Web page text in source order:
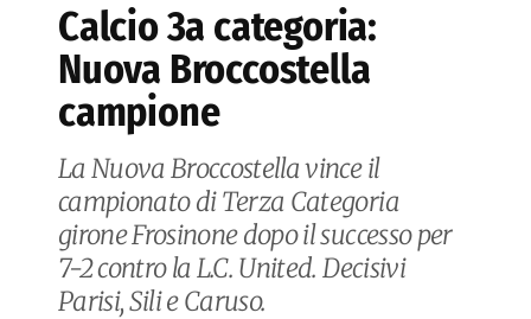
Calcio 3a categoria:
Nuova Broccostella
campione
La Nuova Broccostella vince il
campionato di Terza Categoria
girone Frosinone dopo il successo per
7-2 contro la L.C. United. Decisivi
Parisi, Sili e Caruso.